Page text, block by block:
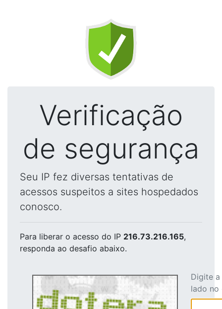
Verificação
de segurança
Seu IP fez diversas tentativas de
acessos suspeitos a sites hospedados
conosco.
Para liberar o acesso do IP 216.73.216.165,
responda ao desafio abaixo.
Digite
lado no